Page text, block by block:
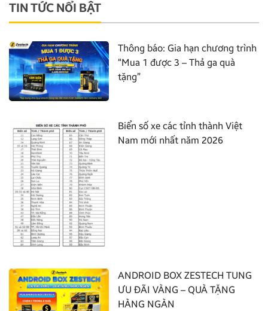
TIN TỨC NỔI BẬT
Thông báo: Gia hạn chương trình
“Mua 1 được 3 – Thả ga quà
tặng”
Biển số xe các tỉnh thành Việt
Nam mới nhất năm 2026
ANDROID BOX ZESTECH TUNG
ƯU ĐÃI VÀNG – QUÀ TẶNG
HÀNG NGÀN